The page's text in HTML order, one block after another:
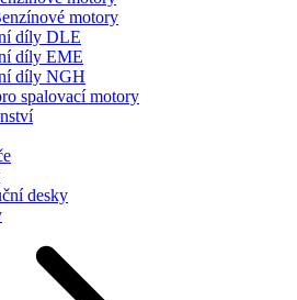
motory
díly DLE
díly EME
díly NGH
spalovací motory
desky